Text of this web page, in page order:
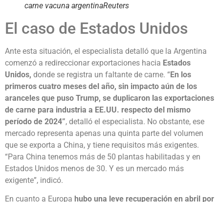
carne vacuna argentinaReuters
El caso de Estados Unidos
Ante esta situación, el especialista detalló que la Argentina
comenzó a redireccionar exportaciones hacia Estados
Unidos, donde se registra un faltante de carne. “En los
primeros cuatro meses del año, sin impacto aún de los
aranceles que puso Trump, se duplicaron las exportaciones
de carne para industria a EE.UU. respecto del mismo
período de 2024”, detalló el especialista. No obstante, ese
mercado representa apenas una quinta parte del volumen
que se exporta a China, y tiene requisitos más exigentes.
“Para China tenemos más de 50 plantas habilitadas y en
Estados Unidos menos de 30. Y es un mercado más
exigente”, indicó.
En cuanto a Europa hubo una leve recuperación en abril por